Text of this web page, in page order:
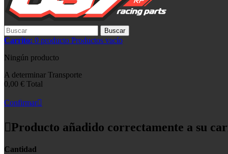
Buscar
Carrito: 0 producto Productos vacío
Ningún producto
A determinar Transporte
0,00 € Total
Confirmar
Producto añadido correctamente a su
Cantidad